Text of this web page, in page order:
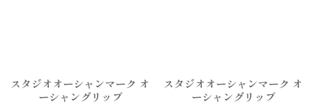
スタジオオーシャンマーク オ
ーシャングリップ
スタジオオーシャンマーク オ
ーシャングリップ